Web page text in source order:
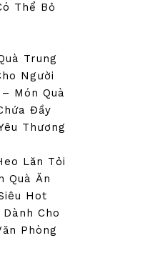
Thể Bỏ
Trung
Người
Món Quà
Đầy
Thương
Lăn Tỏi
Quà Ăn
Hot
Dành Cho
Phòng